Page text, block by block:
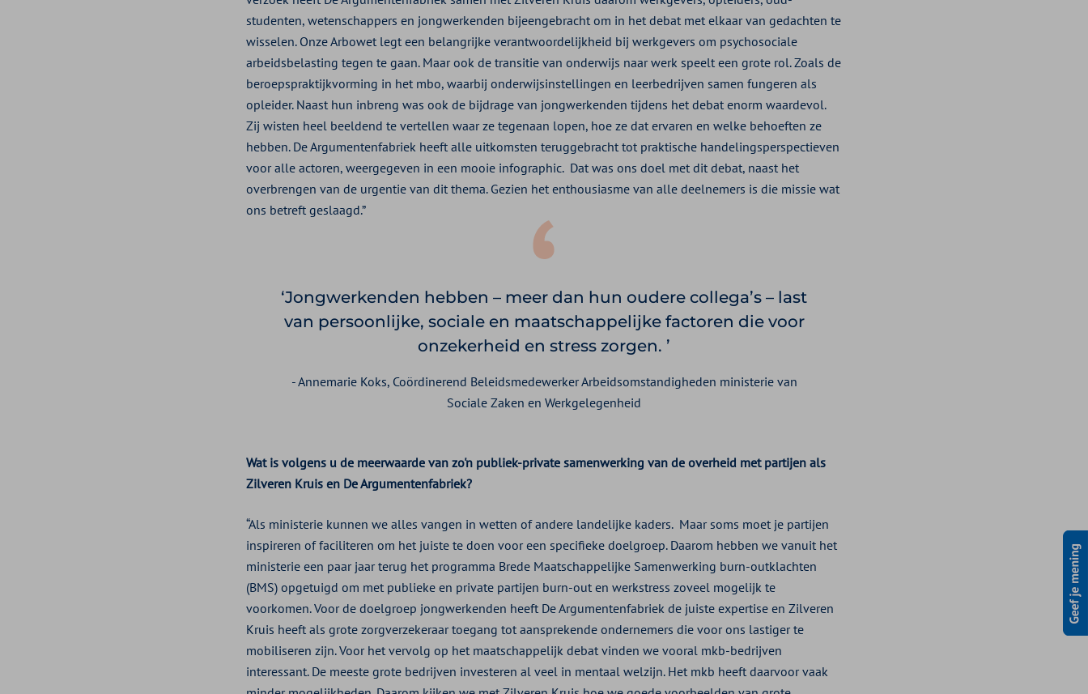
studenten, wetenschappers en jongwerkenden bijeengebracht om in het debat met elkaar van gedachten te
wisselen. Onze Arbowet legt een belangrijke verantwoordelijkheid bij werkgevers om psychosociale
arbeidsbelasting tegen te gaan. Maar ook de transitie van onderwijs naar werk speelt een grote rol. Zoals de
beroepspraktijkvorming in het mbo, waarbij onderwijsinstellingen en leerbedrijven samen fungeren als
opleider. Naast hun inbreng was ook de bijdrage van jongwerkenden tijdens het debat enorm waardevol.
Zij wisten heel beeldend te vertellen waar ze tegenaan lopen, hoe ze dat ervaren en welke behoeften ze
hebben. De Argumentenfabriek heeft alle uitkomsten teruggebracht tot praktische handelingsperspectieven
voor alle actoren, weergegeven in een mooie infographic. Dat was ons doel met dit debat, naast het
overbrengen van de urgentie van dit thema. Gezien het enthousiasme van alle deelnemers is die missie wat
ons betreft geslaagd.”
Jongwerkenden hebben – meer dan hun oudere collega’s – last
van persoonlijke, sociale en maatschappelijke factoren die voor
onzekerheid en stress zorgen.
- Annemarie Koks, Coördinerend Beleidsmedewerker Arbeidsomstandigheden ministerie van
Sociale Zaken en Werkgelegenheid
Wat is volgens u de meerwaarde van zo'n publiek-private samenwerking van de overheid met partijen als
Zilveren Kruis en De Argumentenfabriek?
“Als ministerie kunnen we alles vangen in wetten of andere landelijke kaders. Maar soms moet je partijen
inspireren of faciliteren om het juiste te doen voor een specifieke doelgroep. Daarom hebben we vanuit het
ministerie een paar jaar terug het programma Brede Maatschappelijke Samenwerking burn-outklachten
(BMS) opgetuigd om met publieke en private partijen burn-out en werkstress zoveel mogelijk te
voorkomen. Voor de doelgroep jongwerkenden heeft De Argumentenfabriek de juiste expertise en Zilveren
Kruis heeft als grote zorgverzekeraar toegang tot aansprekende ondernemers die voor ons lastiger te
mobiliseren zijn. Voor het vervolg op het maatschappelijk debat vinden we vooral mkb-bedrijven
interessant. De meeste grote bedrijven investeren al veel in mentaal welzijn. Het mkb heeft daarvoor vaak